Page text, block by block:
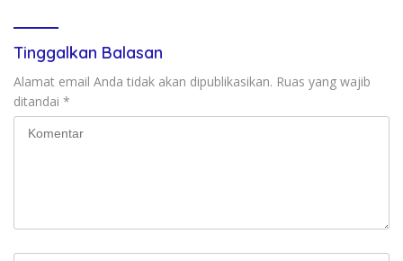
Tinggalkan Balasan
Alamat email Anda tidak akan dipublikasikan. Ruas yang wajib
ditandai *